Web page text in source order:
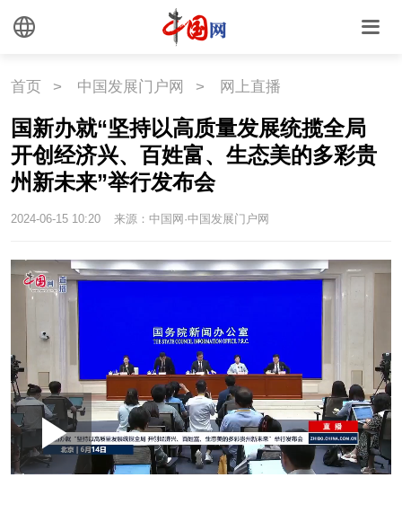
首页 > 中国发展门户网 > 网上直播
国新办就“坚持以高质量发展统揽全局
开创经济兴、百姓富、生态美的多彩贵
州新未来”举行发布会
2024-06-15 10:20 来源：中国网·中国发展门户网
Play
Play Mute
Loaded
Picture-
in-
Picture
0:00/--:--